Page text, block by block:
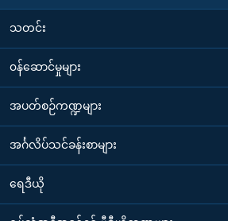
သတင်း
၀န်ဆောင်မှုများ
အပတ်စဉ်ကဏ္ဍများ
အင်္ဂလိပ်သင်ခန်းစာများ
ရေဒီယို